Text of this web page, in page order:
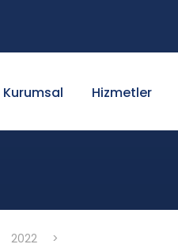
Kurumsal Hizmetler
2022 >